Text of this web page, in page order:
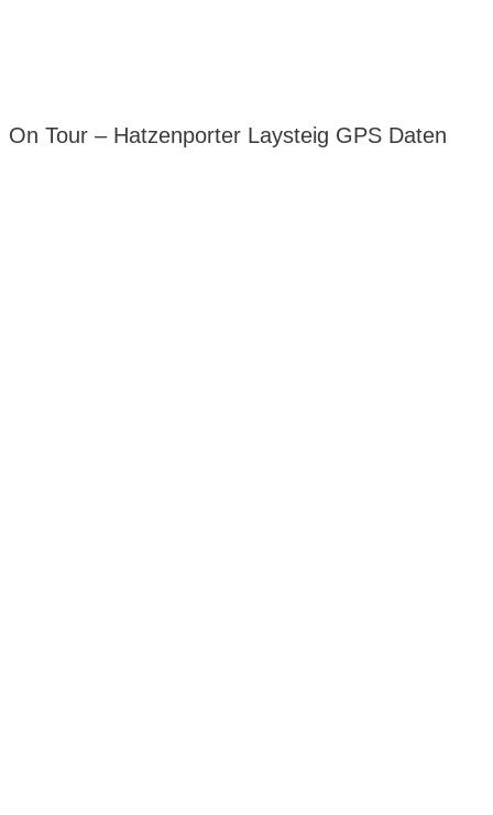
On Tour – Hatzenporter Laysteig GPS Daten